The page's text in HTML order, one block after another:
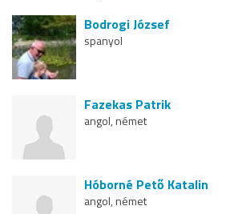
Bodrogi József
spanyol
Fazekas Patrik
angol, német
Hóborné Pető Katalin
angol, német